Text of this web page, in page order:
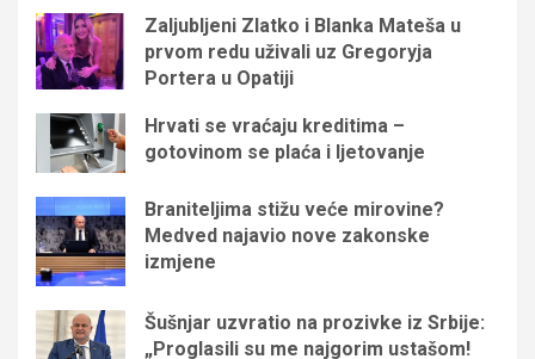
Zaljubljeni Zlatko i Blanka Mateša u
prvom redu uživali uz Gregoryja
Portera u Opatiji
Hrvati se vraćaju kreditima –
gotovinom se plaća i ljetovanje
Braniteljima stižu veće mirovine?
Medved najavio nove zakonske
izmjene
Šušnjar uzvratio na prozivke iz Srbije:
„Proglasili su me najgorim ustašom!